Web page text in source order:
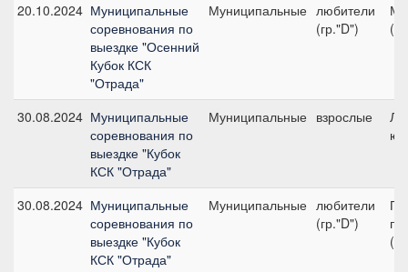
20.10.2024 Муниципальные
соревнования по
выездке "Осенний
Кубок КСК
"Отрада"
Муниципальные любители
(гр."D")
30.08.2024 Муниципальные
соревнования по
выездке "Кубок
КСК "Отрада"
Муниципальные взрослые
30.08.2024 Муниципальные
соревнования по
выездке "Кубок
КСК "Отрада"
Муниципальные любители
(гр."D")